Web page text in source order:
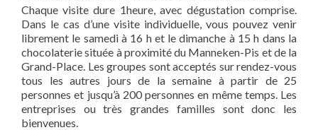
Chaque visite dure 1heure, avec dégustation comprise.
Dans le cas d’une visite individuelle, vous pouvez venir
librement le samedi à 16 h et le dimanche à 15 h dans la
chocolaterie située à proximité du Manneken-Pis et de la
Grand-Place. Les groupes sont acceptés sur rendez-vous
tous les autres jours de la semaine à partir de 25
personnes et jusqu’à 200 personnes en même temps. Les
entreprises ou très grandes familles sont donc les
bienvenues.